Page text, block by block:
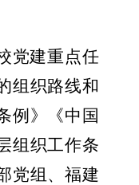
党建重点任
组织路线和
例》《中国
组织工作条
党组、福建